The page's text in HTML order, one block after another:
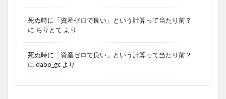
死ぬ時に「資産ゼロで良い」という計算って当たり前？
に ちりとて より
死ぬ時に「資産ゼロで良い」という計算って当たり前？
に dabo_gc より